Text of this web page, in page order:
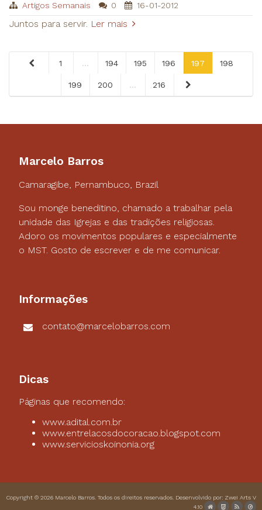
Artigos Semanais 0 16-01-2012
Juntos para servir. Ler mais
1 ... 194 195 196 197 198
199 200 ... 216
Marcelo Barros
Camaragibe, Pernambuco, Brazil
Sou monge beneditino, chamado a trabalhar pela
unidade das Igrejas e das tradições religiosas.
Adoro os movimentos populares e especialmente
o MST. Gosto de escrever e de me comunicar.
Informações
contato@marcelobarros.com
Dicas
Páginas que recomendo:
www.adital.com.br
www.entrelacosdocoracao.blogspot.com
www.servicioskoinonia.org
Copyright © 2026 Marcelo Barros . Todos os direitos reservados. Desenvolvido por: Zwei Arts V
4.10